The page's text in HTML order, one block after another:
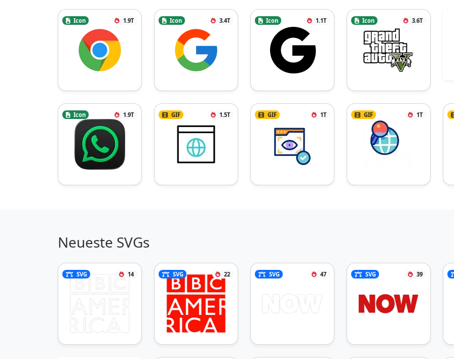
Icon 1.9T Icon 3.4T Icon 1.1T Icon 3.6T
Icon 1.9T GIF 1.5T GIF 1T GIF 1T
Neueste SVGs
SVG 14 SVG 22 SVG 47 SVG 39